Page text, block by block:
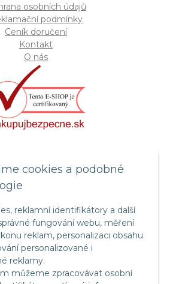
cookies a podobné
reklamní identifikátory a další
fungování webu, měření
reklam, personalizaci obsahu
personalizované i
reklamy.
můžeme zpracovávat osobní
osobních údajů
podmínky
Ceník doručení
Kontakt
O nás
bezpečnosti
FSSC 22000